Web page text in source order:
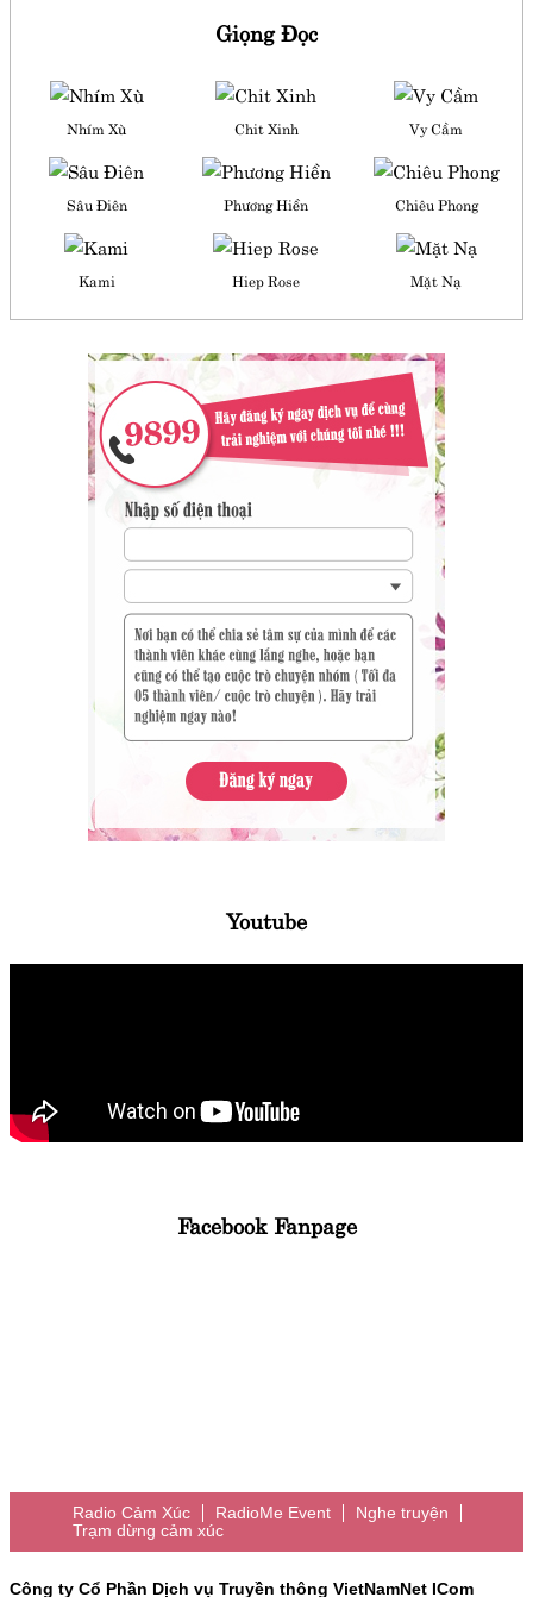
Giọng Đọc
Nhím Xù Chit Xinh Vy Cầm
Sâu Điên Phương Hiền Chiêu Phong
Kami Hiep Rose Mặt Nạ
Youtube
Facebook Fanpage
Radio Cảm Xúc RadioMe Event
Nghe truyện
Trạm dừng cảm xúc
Công ty Cổ Phần Dịch vụ Truyền thông VietNamNet ICom